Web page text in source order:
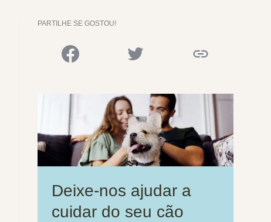
PARTILHE SE GOSTOU!
Deixe-nos ajudar a
cuidar do seu cão